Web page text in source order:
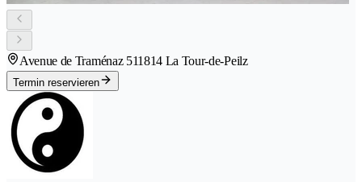
Avenue de Traménaz 511814 La Tour-de-Peilz
Termin reservieren